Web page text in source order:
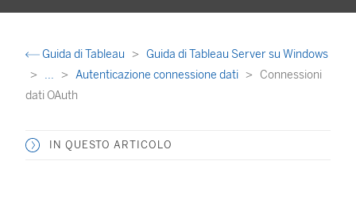
Guida di Tableau
Guida di Tableau Server su Windows
...
Autenticazione connessione dati
Connessioni
dati OAuth
IN QUESTO ARTICOLO